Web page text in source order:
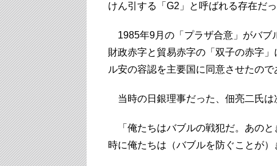
けん引する「G2」と呼ばれる存在だっ
1985年9月の「プラザ合意」がバブ
財政赤字と貿易赤字の「双子の赤字
ル安の容認を主要国に同意させたので
当時の日銀理事だった、佃亮二氏は
「俺たちはバブルの戦犯だ。あのと
時に俺たちは（バブルを防ぐことが）